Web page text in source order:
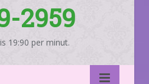
2959
19:90 per minut.